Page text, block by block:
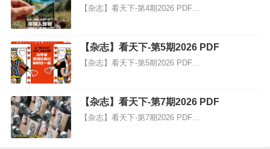
【杂志】看天下-第4期2026 PDF…
【杂志】看天下-第5期2026 PDF
【杂志】看天下-第5期2026 PDF…
【杂志】看天下-第7期2026 PDF
【杂志】看天下-第7期2026 PDF…